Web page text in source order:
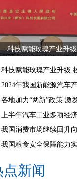
科技赋能玫瑰产业升
科技赋能玫瑰产业升级
2024年我国新能源汽车
各地加力“两新”政策 激
上半年汽车工业多项经
我国消费市场继续回升
我国粮食安全保障能力
点新闻